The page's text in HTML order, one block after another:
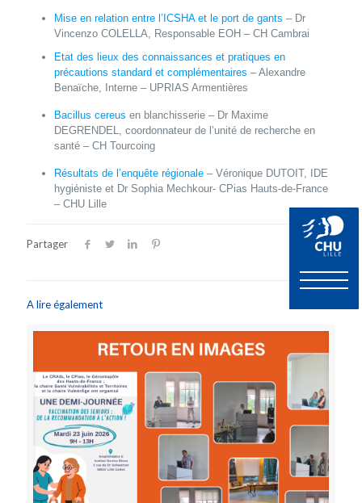
Mise en relation entre l’ICSHA et le port de gants – Dr
Vincenzo COLELLA, Responsable EOH – CH Cambrai
Etat des lieux des connaissances et pratiques en
précautions standard et complémentaires – Alexandre
Benaïche, Interne – UPRIAS Armentières
Bacillus cereus en blanchisserie – Dr Maxime
DEGRENDEL, coordonnateur de l’unité de recherche en
santé – CH Tourcoing
Résultats de l’enquête régionale– Véronique DUTOIT, IDE
hygiéniste et Dr Sophia Mechkour- CPias Hauts-de-France
– CHU Lille
Partager
A lire également